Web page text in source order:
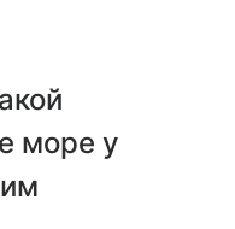
море у